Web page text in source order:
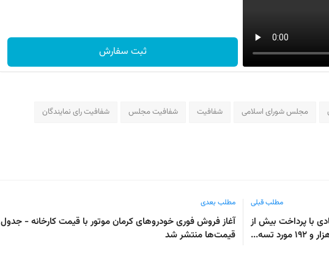
ثبت سفارش
مجلس شورای اسلامی شفافیت شفافیت مجلس
شفافیت رای نمایندگان
مطلب قبلی
با پرداخت بیش از
مطلب بعدی
آغاز فروش فوری خودروهای کرمان موتور با قیمت کارخانه - جدول
قیمت‌ها منتشر شد